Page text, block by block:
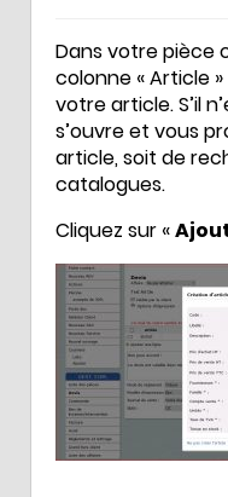
Dans votre pièce
colonne « Article
votre article. S’il
s’ouvre et vous
article, soit de
catalogues.
Cliquez sur «